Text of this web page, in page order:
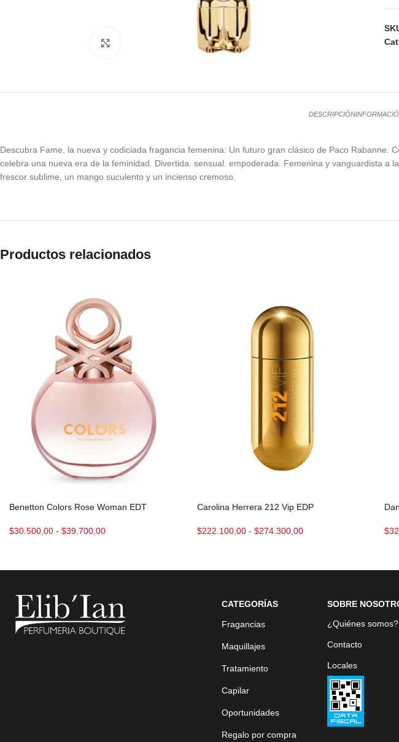
DESCRIPCIÓN
Descubra Fame, la nueva y codiciada fragancia femenina: Un futuro gran clásico de Paco
celebra una nueva era de la feminidad. Divertida. sensual. empoderada. Femenina y vanguardista
frescor sublime, un mango suculento y un incienso cremoso.
Productos relacionados
Benetton Colors Rose Woman EDT
$30.500,00 - $39.700,00
Carolina Herrera 212 Vip EDP
$222.100,00 - $274.300,00 $
CATEGORÍAS
Fragancias
Maquillajes
Tratamiento
Capilar
Oportunidades
Regalo por compra
SOBRE
¿Quiénes somos?
Contacto
Locales